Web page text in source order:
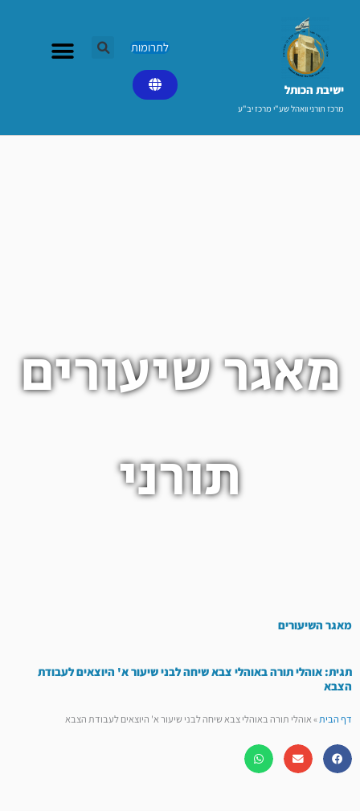
ישיבת הכותל​
מרכז תורני וואהל שע"י מרכז יב"ע
לתרומות
מאגר שיעורים
תורני
מאגר השיעורים
תגית: אוהלי תורה באוהלי צבא שיחה לבני שיעור א' היוצאים לעבודת
הצבא
דף הבית»אוהלי תורה באוהלי צבא שיחה לבני שיעור א' היוצאים לעבודת הצבא